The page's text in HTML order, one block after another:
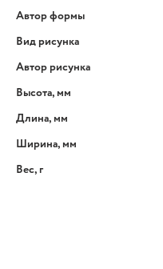
Автор формы
Вид рисунка
Автор рисунка
Высота, мм
Длина, мм
Ширина, мм
Вес, г